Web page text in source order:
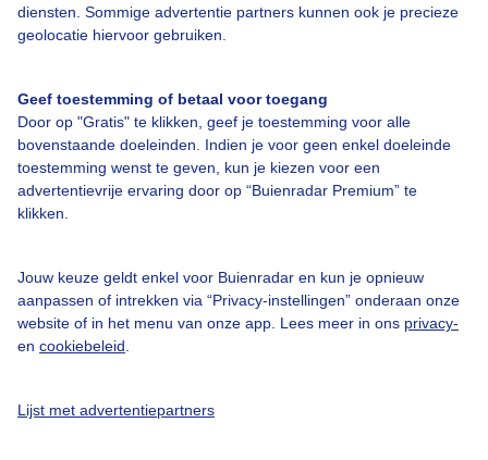
diensten. Sommige advertentie partners kunnen ook je precieze
geolocatie hiervoor gebruiken.
Geef toestemming of betaal voor toegang
Door op "Gratis" te klikken, geef je toestemming voor alle
bovenstaande doeleinden. Indien je voor geen enkel doeleinde
toestemming wenst te geven, kun je kiezen voor een
advertentievrije ervaring door op “Buienradar Premium” te
klikken.
Jouw keuze geldt enkel voor Buienradar en kun je opnieuw
aanpassen of intrekken via “Privacy-instellingen” onderaan onze
website of in het menu van onze app. Lees meer in ons privacy-
en cookiebeleid
Lijst met advertentiepartners
Bedrijfsgegevens
Contact
Toegankelijkheid
Gebruikersvoorwaarden
Adverteren
Privacy beleid
Cookie beleid